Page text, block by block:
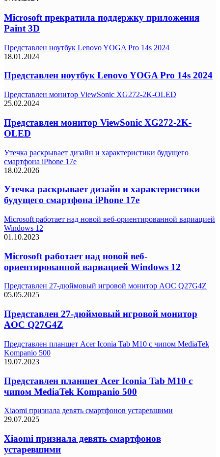
Microsoft прекратила поддержку приложения
Paint 3D
Представлен ноутбук Lenovo YOGA Pro 14s 2024
18.01.2024
Представлен ноутбук Lenovo YOGA Pro 14s 2024
Представлен монитор ViewSonic XG272-2K-OLED
25.02.2024
Представлен монитор ViewSonic XG272-2K-
OLED
Утечка раскрывает дизайн и характеристики будущего
смартфона iPhone 17e
18.02.2026
Утечка раскрывает дизайн и характеристики
будущего смартфона iPhone 17e
Microsoft работает над новой веб-ориентированной вариацией
Windows 12
01.10.2023
Microsoft работает над новой веб-
ориентированной вариацией Windows 12
Представлен 27-дюймовый игровой монитор AOC Q27G4Z
05.05.2025
Представлен 27-дюймовый игровой монитор
AOC Q27G4Z
Представлен планшет Acer Iconia Tab M10 с чипом MediaTek
Kompanio 500
19.07.2023
Представлен планшет Acer Iconia Tab M10 с
чипом MediaTek Kompanio 500
Xiaomi признала девять смартфонов устаревшими
29.07.2025
Xiaomi признала девять смартфонов
устаревшими